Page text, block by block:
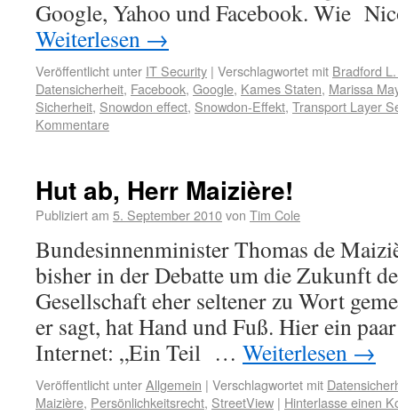
Google, Yahoo und Facebook. Wie
Weiterlesen →
Veröffentlicht unter IT Security | Verschlagwortet mit Bradford
Datensicherheit, Facebook, Google, Kames Staten, Marissa
Sicherheit, Snowdon effect, Snowdon-Effekt, Transport Layer
Kommentare
Hut ab, Herr Maizière!
Publiziert am 5. September 2010von Tim Cole
Bundesinnenminister Thomas de
bisher in der Debatte um die Zukunft
Gesellschaft eher seltener zu Wort
er sagt, hat Hand und Fuß. Hier ein
Internet: „Ein Teil … Weiterlesen →
Veröffentlicht unterAllgemein | Verschlagwortet mit
Maizière, Persönlichkeitsrecht, StreetView | Hinterlasse einen